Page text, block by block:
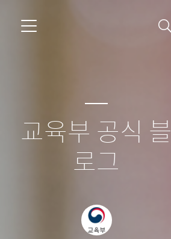
교육부 공식 블
로그